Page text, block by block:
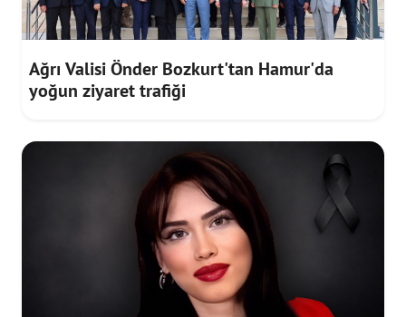
Ağrı Valisi Önder Bozkurt'tan Hamur'da
yoğun ziyaret trafiği